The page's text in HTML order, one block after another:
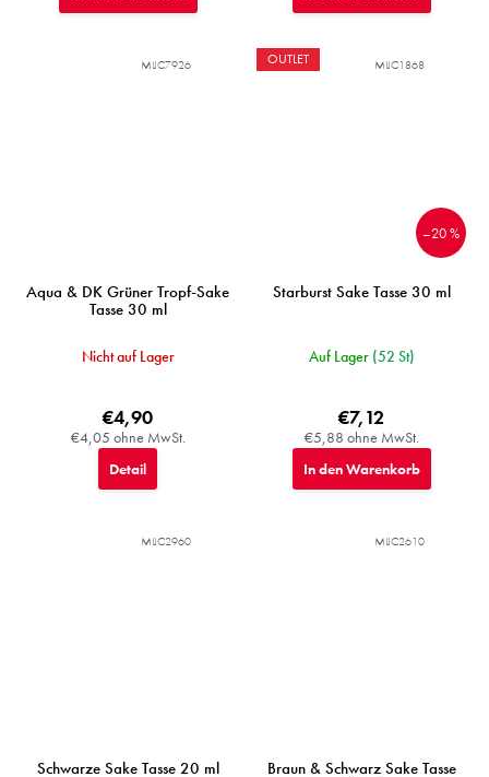
Aqua & DK Grüner Tropf-Sake
Tasse 30 ml
Nicht auf Lager
€4,05 ohne MwSt.
€4,90
Detail
MIJC7926 OUTLET
–20 %
Starburst Sake Tasse 30 ml
Auf Lager (52 St)
€5,88 ohne MwSt.
€7,12
In den Warenkorb
MIJC1868
Schwarze Sake Tasse 20 ml
MIJC2960
Braun & Schwarz Sake Tasse
MIJC2610